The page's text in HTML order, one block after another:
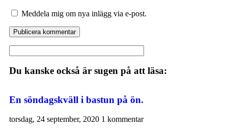
Meddela mig om nya inlägg via e-post.
Du kanske också är sugen på att läsa:
En söndagskväll i bastun på ön.
torsdag, 24 september, 2020 1 kommentar